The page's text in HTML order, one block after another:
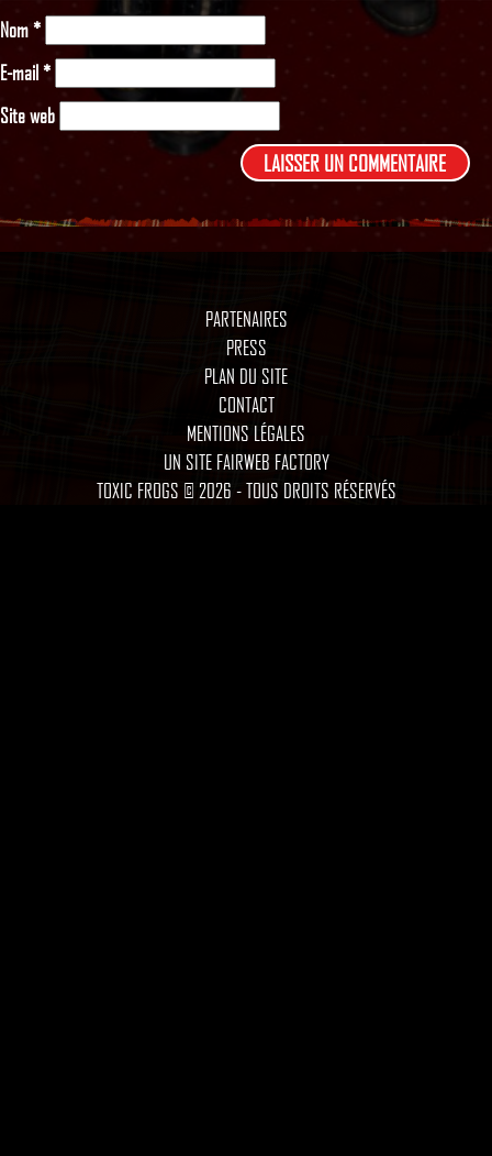
Nom*
E-mail*
Site web
PARTENAIRES
PRESS
PLAN DU SITE
CONTACT
MENTIONS LÉGALES
UN SITE FAIRWEB FACTORY
TOXIC FROGS © 2026 - TOUS DROITS RÉSERVÉS